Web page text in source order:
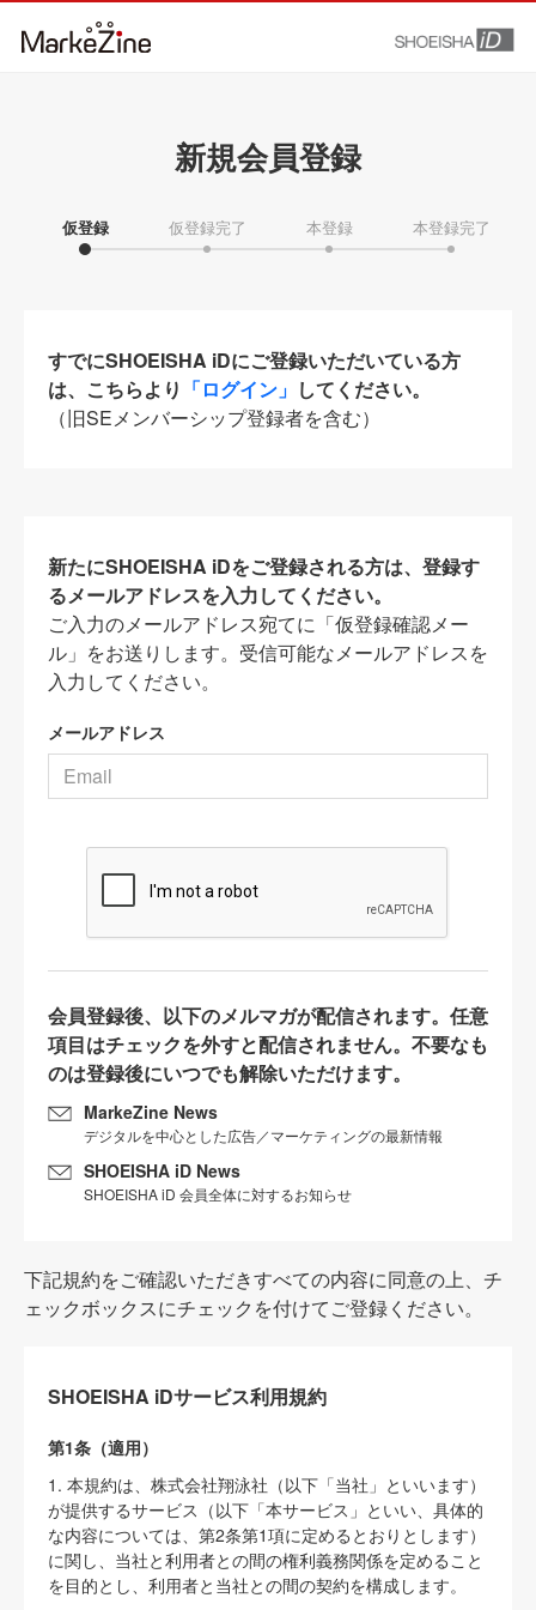
新規会員登録
仮登録 仮登録完了 本登録 本登録完了
すでにSHOEISHA iDにご登録いただいている方
は、こちらより 「ログイン」 してください。
（旧SEメンバーシップ登録者を含む）
新たにSHOEISHA iDをご登録される方は、登録す
るメールアドレスを入力してください。
ご入力のメールアドレス宛てに「仮登録確認メー
ル」をお送りします。受信可能なメールアドレスを
入力してください。
メールアドレス
会員登録後、以下のメルマガが配信されます。任意
項目はチェックを外すと配信されません。不要なも
のは登録後にいつでも解除いただけます。
MarkeZine News
デジタルを中心とした広告／マーケティングの最新情報
SHOEISHA iD News
SHOEISHA iD 会員全体に対するお知らせ
下記規約をご確認いただきすべての内容に同意の上、チ
ェックボックスにチェックを付けてご登録ください。
SHOEISHA iDサービス利用規約
第1条（適用）
1. 本規約は、株式会社翔泳社（以下「当社」といいます）
が提供するサービス（以下「本サービス」といい、具体的
な内容については、第2条第1項に定めるとおりとします）
に関し、当社と利用者との間の権利義務関係を定めること
を目的とし、利用者と当社との間の契約を構成します。